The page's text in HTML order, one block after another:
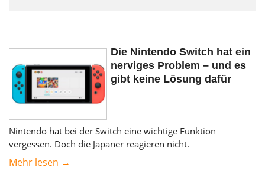
Die Nintendo Switch hat ein
nerviges Problem – und es
gibt keine Lösung dafür
Nintendo hat bei der Switch eine wichtige Funktion
vergessen. Doch die Japaner reagieren nicht.
Mehr lesen →